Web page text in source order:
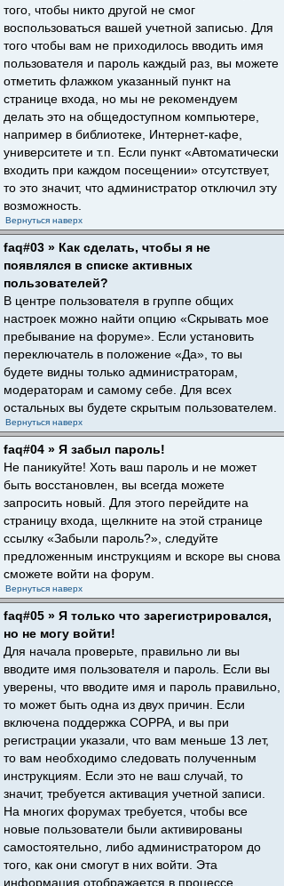
того, чтобы никто другой не смог
воспользоваться вашей учетной записью. Для
того чтобы вам не приходилось вводить имя
пользователя и пароль каждый раз, вы можете
отметить флажком указанный пункт на
странице входа, но мы не рекомендуем
делать это на общедоступном компьютере,
например в библиотеке, Интернет-кафе,
университете и т.п. Если пункт «Автоматически
входить при каждом посещении» отсутствует,
то это значит, что администратор отключил эту
возможность.
Вернуться наверх
faq#03 » Как сделать, чтобы я не
появлялся в списке активных
пользователей?
В центре пользователя в группе общих
настроек можно найти опцию «Скрывать мое
пребывание на форуме». Если установить
переключатель в положение «Да», то вы
будете видны только администраторам,
модераторам и самому себе. Для всех
остальных вы будете скрытым пользователем.
Вернуться наверх
faq#04 » Я забыл пароль!
Не паникуйте! Хоть ваш пароль и не может
быть восстановлен, вы всегда можете
запросить новый. Для этого перейдите на
страницу входа, щелкните на этой странице
ссылку «Забыли пароль?», следуйте
предложенным инструкциям и вскоре вы снова
сможете войти на форум.
Вернуться наверх
faq#05 » Я только что зарегистрировался,
но не могу войти!
Для начала проверьте, правильно ли вы
вводите имя пользователя и пароль. Если вы
уверены, что вводите имя и пароль правильно,
то может быть одна из двух причин. Если
включена поддержка COPPA, и вы при
регистрации указали, что вам меньше 13 лет,
то вам необходимо следовать полученным
инструкциям. Если это не ваш случай, то
значит, требуется активация учетной записи.
На многих форумах требуется, чтобы все
новые пользователи были активированы
самостоятельно, либо администратором до
того, как они смогут в них войти. Эта
информация отображается в процессе